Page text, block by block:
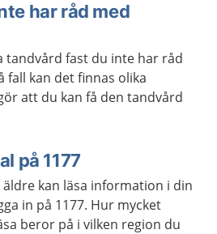
har råd med
tandvård fast du inte har råd
fall kan det finnas olika
att du kan få den tandvård
på 1177
kan läsa information i din
in på 1177. Hur mycket
beror på i vilken region du